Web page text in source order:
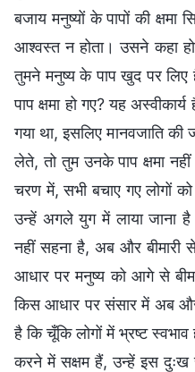
बजाय मनुष्यों के पापों की क्षमा
आश्वस्त न होता। उसने कहा
तुमने मनुष्य के पाप खुद पर
पाप क्षमा हो गए? यह अस्वीकार्य
गया था, इसलिए मानवजाति
लेते, तो तुम उनके पाप क्षमा
चरण में, सभी बचाए गए लोगों
उन्हें अगले युग में लाया जाना
नहीं सहना है, अब और बीमारी
आधार पर मनुष्य को आगे से
किस आधार पर संसार में अब और
है कि चूँकि लोगों में भ्रष्ट
करने में सक्षम हैं, उन्हें इस दुःख